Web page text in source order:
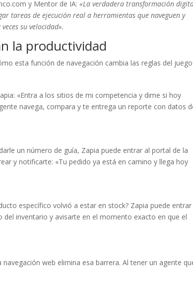
y Mentor de IA:«La verdadera transformación
tareas de ejecución real a herramientas que naveguen y
su velocidad».
la productividad
esta función de navegación cambia las reglas del
«Entra a los sitios de mi competencia y dime si hoy
navega, compara y te entrega un reporte con datos
un número de guía, Zapia puede entrar al portal de la
y notificarte: «Tu pedido ya está en camino y llega hoy
específico volvió a estar en stock? Zapia puede entrar
inventario y avisarte en el momento exacto en que el
web elimina esa barrera. Al tener un agente